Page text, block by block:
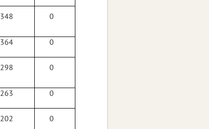
348 0
364 0
298 0
263 0
202 0